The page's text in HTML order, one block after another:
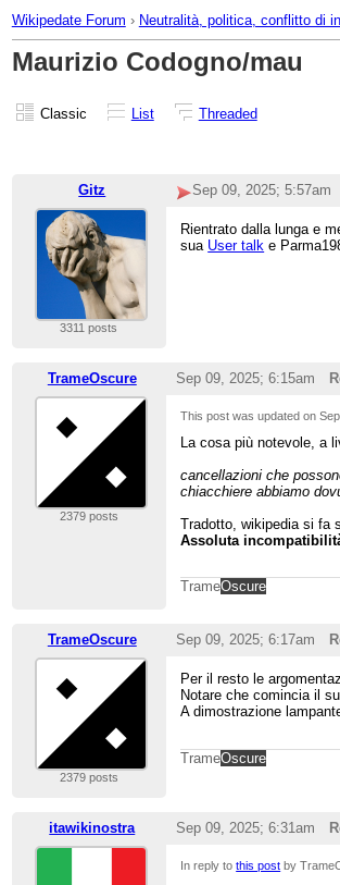
Wikipedate Forum › Neutralità, politica, conflitto di
Maurizio Codogno/mau
Classic List Threaded
Gitz
Sep 09, 2025; 5:57am
3311 posts
Rientrato dalla lunga e
sua User talk e
TrameOscure Sep 09, 2025; 6:15am
2379 posts
This post was updated on
La cosa più notevole, a
cancellazioni che
chiacchiere abbiamo
Tradotto, wikipedia si fa
Assoluta
TrameOscure
TrameOscure Sep 09, 2025; 6:17am
2379 posts
Per il resto le
Notare che comincia il
A dimostrazione
TrameOscure
itawikinostra Sep 09, 2025; 6:31am
In reply tothis post by